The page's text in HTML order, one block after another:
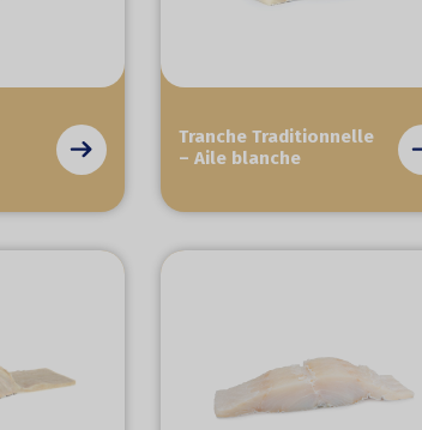
Tranche Traditionnelle
– Aile blanche